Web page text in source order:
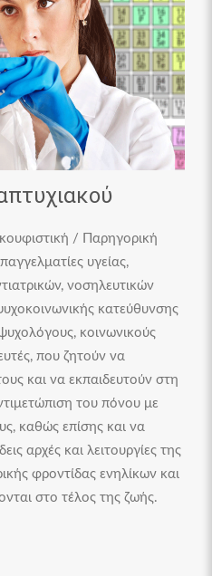
/ Παρηγορική
υγείας,
νοσηλευτικών
κατεύθυνσης
κοινωνικούς
που ζητούν να
και να εκπαιδευτούν στη
του πόνου με
καθώς επίσης και να
αρχές και λειτουργίες της
φροντίδας ενηλίκων και
στο τέλος της ζωής.